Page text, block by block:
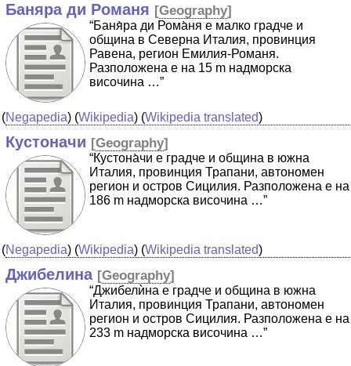
Баняра ди Романя [Geography]
“Баня̀ра ди Рома̀ня е малко градче и
община в Северна Италия, провинция
Равена, регион Емилия-Романя.
Разположена е на 15 m надморска
височина …”
(Negapedia) (Wikipedia) (Wikipedia translated)
Кустоначи [Geography]
“Кустона̀чи е градче и община в южна
Италия, провинция Трапани, автономен
регион и остров Сицилия. Разположена е на
186 m надморска височина …”
(Negapedia) (Wikipedia) (Wikipedia translated)
Джибелина [Geography]
“Джибелѝна е градче и община в южна
Италия, провинция Трапани, автономен
регион и остров Сицилия. Разположена е на
233 m надморска височина …”